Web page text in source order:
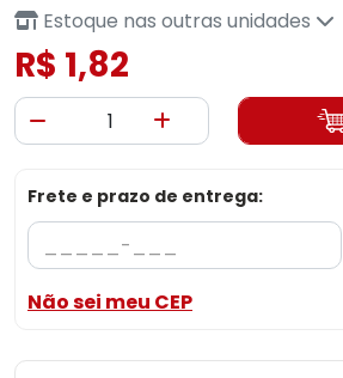
Estoque nas outras unidades
R$ 1,82
Frete e prazo de entrega:
Não sei meu CEP